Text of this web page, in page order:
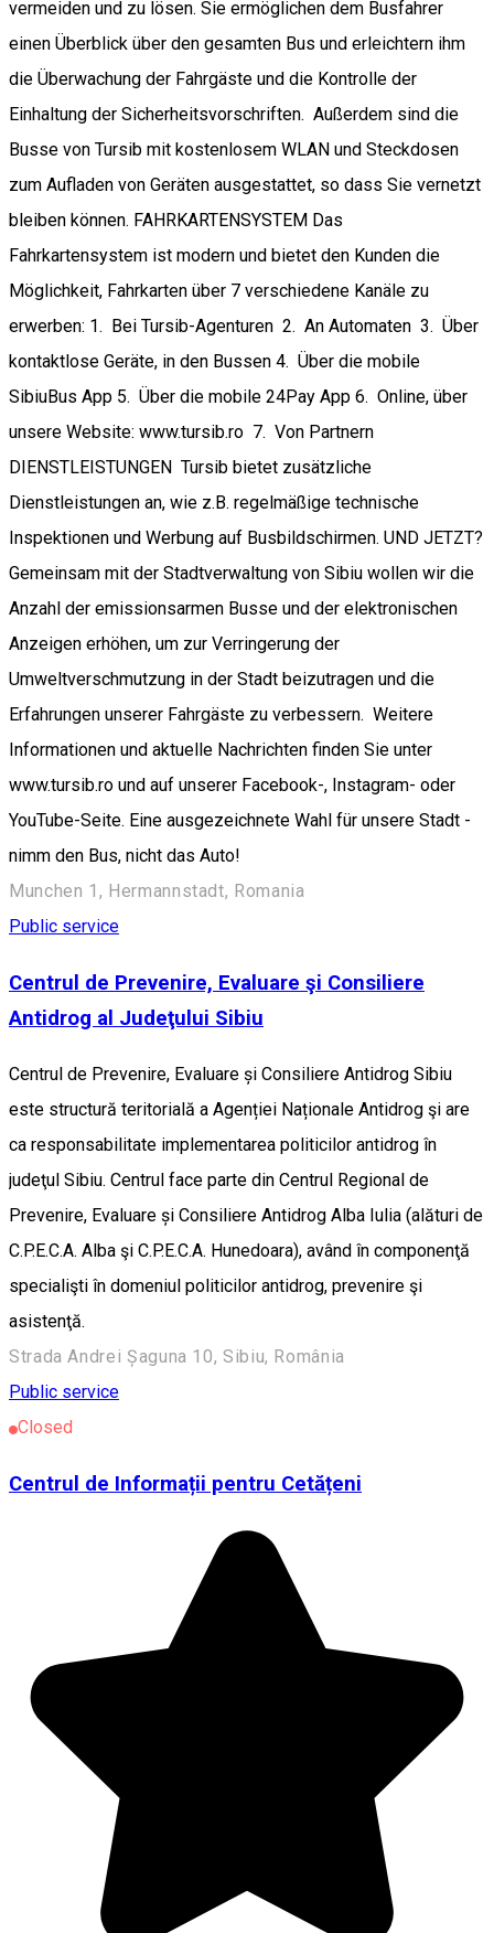
vermeiden und zu lösen. Sie ermöglichen dem Busfahrer
einen Überblick über den gesamten Bus und erleichtern ihm
die Überwachung der Fahrgäste und die Kontrolle der
Einhaltung der Sicherheitsvorschriften. Außerdem sind die
Busse von Tursib mit kostenlosem WLAN und Steckdosen
zum Aufladen von Geräten ausgestattet, so dass Sie vernetzt
bleiben können. FAHRKARTENSYSTEM Das
Fahrkartensystem ist modern und bietet den Kunden die
Möglichkeit, Fahrkarten über 7 verschiedene Kanäle zu
erwerben: 1. Bei Tursib-Agenturen 2. An Automaten 3. Über
kontaktlose Geräte, in den Bussen 4. Über die mobile
SibiuBus App 5. Über die mobile 24Pay App 6. Online, über
unsere Website: www.tursib.ro 7. Von Partnern
DIENSTLEISTUNGEN Tursib bietet zusätzliche
Dienstleistungen an, wie z.B. regelmäßige technische
Inspektionen und Werbung auf Busbildschirmen. UND JETZT?
Gemeinsam mit der Stadtverwaltung von Sibiu wollen wir die
Anzahl der emissionsarmen Busse und der elektronischen
Anzeigen erhöhen, um zur Verringerung der
Umweltverschmutzung in der Stadt beizutragen und die
Erfahrungen unserer Fahrgäste zu verbessern. Weitere
Informationen und aktuelle Nachrichten finden Sie unter
www.tursib.ro und auf unserer Facebook-, Instagram- oder
YouTube-Seite. Eine ausgezeichnete Wahl für unsere Stadt -
nimm den Bus, nicht das Auto!
Munchen 1, Hermannstadt, Romania
Public service
Centrul de Prevenire, Evaluare şi Consiliere
Antidrog al Judeţului Sibiu
Centrul de Prevenire, Evaluare și Consiliere Antidrog Sibiu
este structură teritorială a Agenției Naționale Antidrog şi are
ca responsabilitate implementarea politicilor antidrog în
judeţul Sibiu. Centrul face parte din Centrul Regional de
Prevenire, Evaluare și Consiliere Antidrog Alba Iulia (alături de
C.P.E.C.A. Alba şi C.P.E.C.A. Hunedoara), având în componenţă
specialişti în domeniul politicilor antidrog, prevenire şi
asistenţă.
Strada Andrei Șaguna 10, Sibiu, România
Public service
Closed
Centrul de Informații pentru Cetățeni